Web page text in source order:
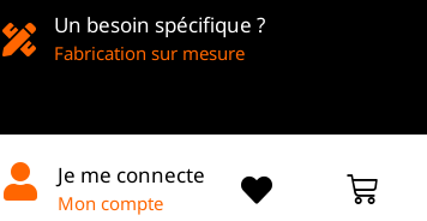
Un besoin spécifique ?
Fabrication sur mesure
Je me connecte
Mon compte